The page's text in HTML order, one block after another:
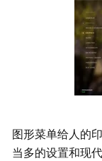
图形菜单给人的
当多的设置和现